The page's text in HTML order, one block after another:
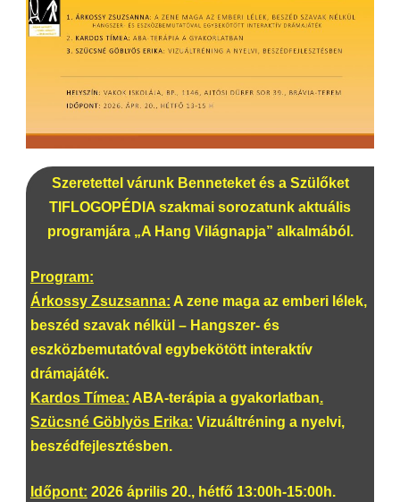
Szeretettel várunk Benneteket és a Szülőket
TIFLOGOPÉDIA szakmai sorozatunk aktuális
programjára „A Hang Világnapja” alkalmából.
Program:
Árkossy Zsuzsanna: A zene maga az emberi lélek,
beszéd szavak nélkül – Hangszer- és
eszközbemutatóval egybekötött interaktív
drámajáték.
Kardos Tímea: ABA-terápia a gyakorlatban.
Szücsné Göblyös Erika: Vizuáltréning a nyelvi,
beszédfejlesztésben.
Időpont: 2026 április 20., hétfő 13:00h-15:00h.